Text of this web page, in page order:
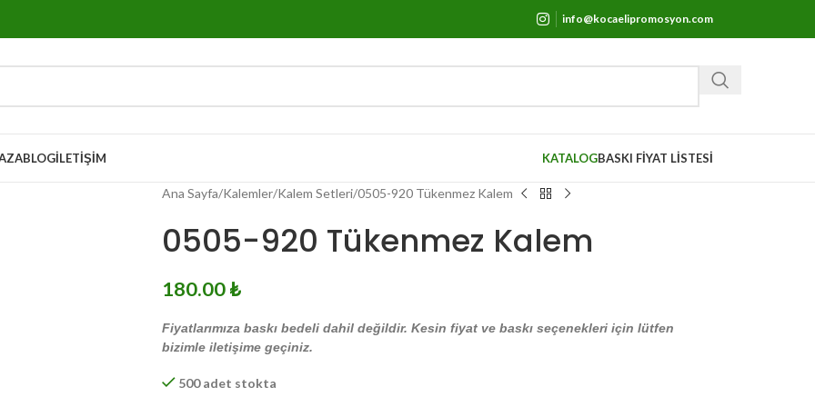
info@kocaelipromosyon.com
BLOGİLETIŞIM KATALOGBASKI FİYAT LİSTESİ
Ana Sayfa Kalemler Kalem Setleri 0505-920 Tükenmez Kalem
0505-920 Tükenmez Kalem
180.00₺
Fiyatlarımıza baskı bedeli dahil değildir. Kesin fiyat ve baskı seçenekleri için lütfen
bizimle iletişime geçiniz.
500 adet stokta